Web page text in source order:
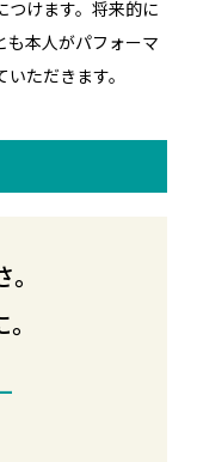
つけます。将来的に
も本人がパフォーマ
ただきます。